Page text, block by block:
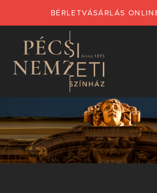
BÉRLETVÁSÁRLÁS